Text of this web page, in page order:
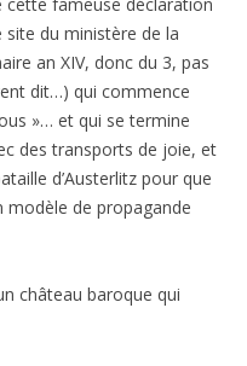
site du ministère de la
an XIV, donc du 3, pas
dit…) qui commence
»… et qui se termine
des transports de joie, et
d’Austerlitz pour que
modèle de propagande
château baroque qui